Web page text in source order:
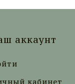
аккаунт
кабинет